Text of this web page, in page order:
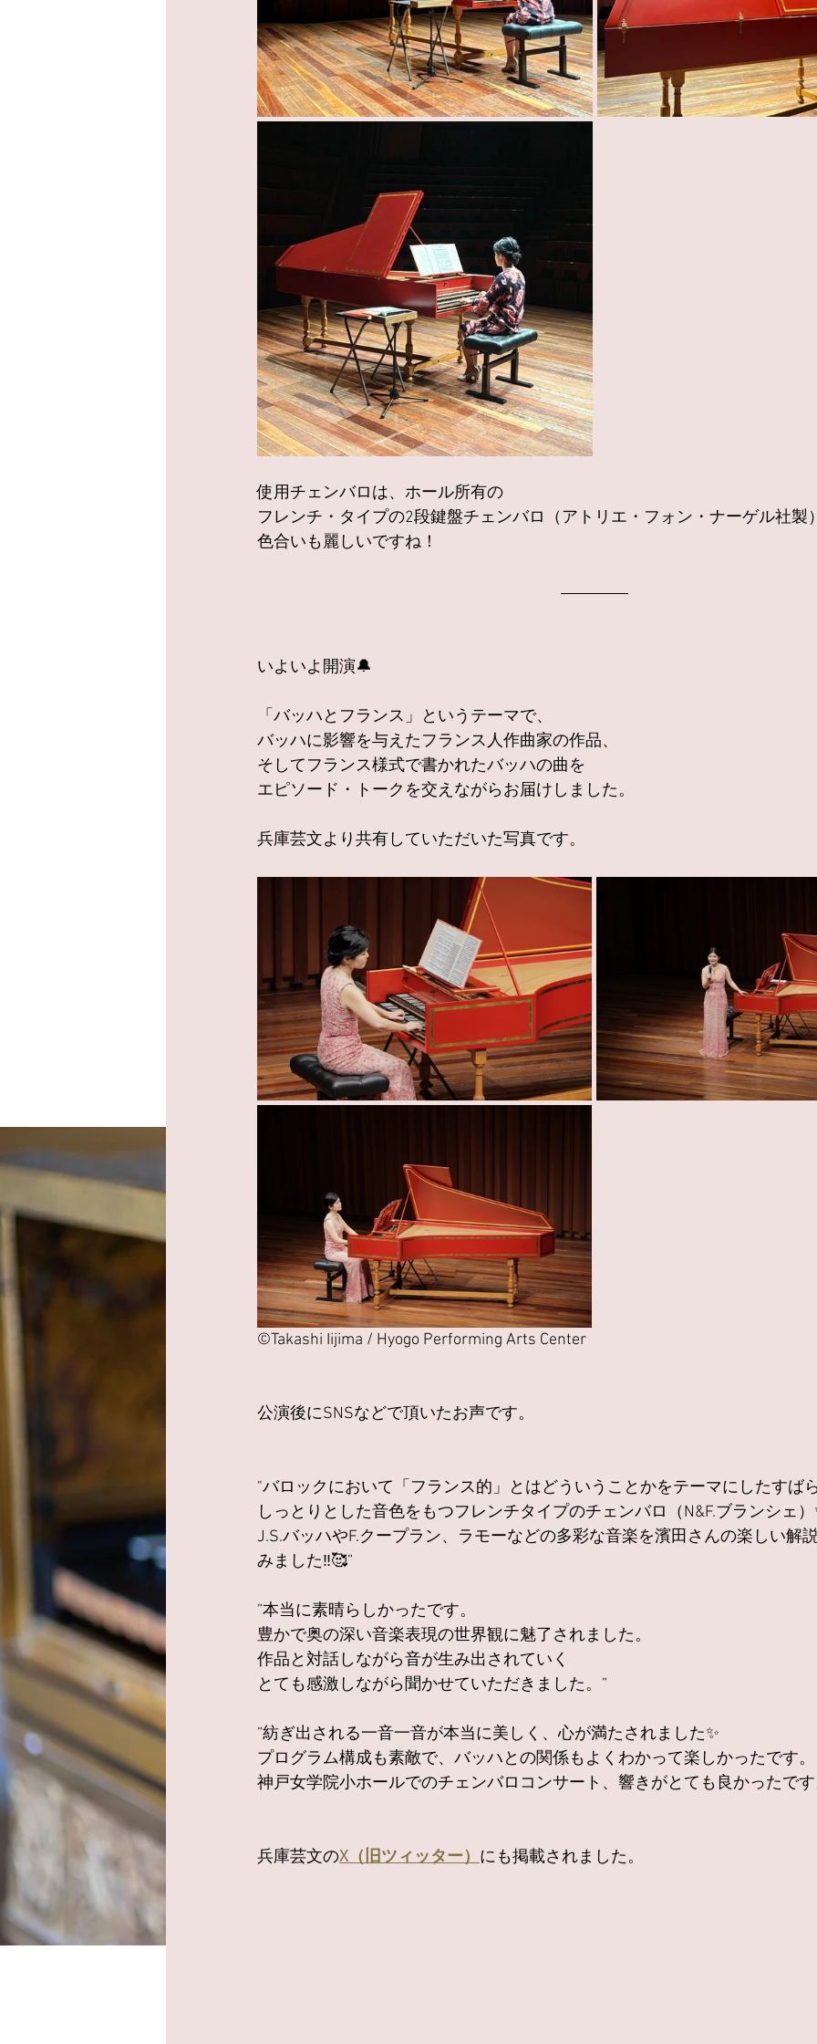
使用チェンバロは、ホール所有の
フレンチ・タイプの2段鍵盤チェンバロ（アトリエ・フォン・ナーゲル社製
色合いも麗しいですね！
いよいよ開演🔔
「バッハとフランス」というテーマで、
バッハに影響を与えたフランス人作曲家の作品、
そしてフランス様式で書かれたバッハの曲を
エピソード・トークを交えながらお届けしました。
兵庫芸文より共有していただいた写真です。
©Takashi Iijima / Hyogo Performing Arts Center
公演後にSNSなどで頂いたお声です。
"バロックにおいて「フランス的」とはどういうことかをテーマにしたすば
しっとりとした音色をもつフレンチタイプのチェンバロ（N&F.ブランシェ）
J.S.バッハやF.クープラン、ラモーなどの多彩な音楽を濱田さんの楽しい解
みました‼️🥰”
”本当に素晴らしかったです。
豊かで奥の深い音楽表現の世界観に魅了されました。
作品と対話しながら音が生み出されていく
とても感激しながら聞かせていただきました。”
”紡ぎ出される一音一音が本当に美しく、心が満たされました✨
プログラム構成も素敵で、バッハとの関係もよくわかって楽しかったです。
神戸女学院小ホールでのチェンバロコンサート、響きがとても良かったです
兵庫芸文のX（旧ツィッター）にも掲載されました。